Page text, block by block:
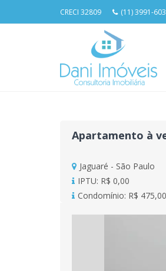
CRECI 32809 (11) 3991-
Apartamento à
Jaguaré - São Paulo
IPTU: R$ 0,00
Condomínio: R$ 475,00